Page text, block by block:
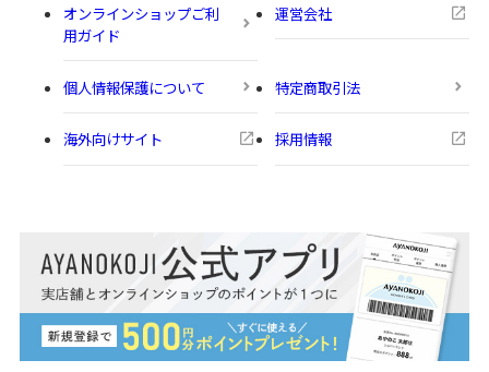
オンラインショップご利
用ガイド
運営会社
個人情報保護について 特定商取引法
海外向けサイト 採用情報